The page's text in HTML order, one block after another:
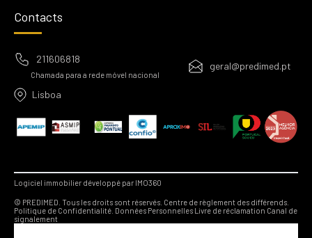
Contacts
211606818
Chamada para a rede móvel nacional
geral@predimed.pt
Lisboa
Logiciel immobilier développé par IMO360
© PREDIMED. Tous les droits sont réservés. Centre de règlement des différends.
Politique de Confidentialité. Données PersonnellesLivre de réclamation Canal de
signalement